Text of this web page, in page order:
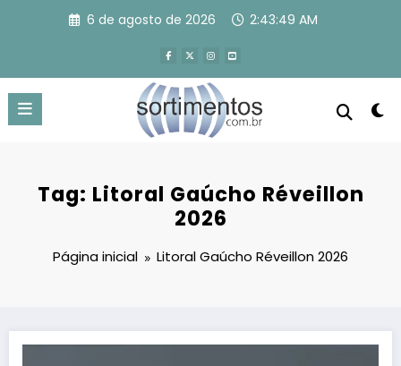
6 de agosto de 2026 2:43:49 AM
Tag: Litoral Gaúcho Réveillon
2026
Página inicial Litoral Gaúcho Réveillon 2026